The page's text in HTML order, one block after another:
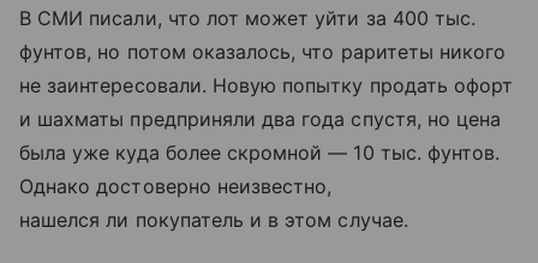
В СМИ писали, что лот может уйти за 400 тыс.
фунтов, но потом оказалось, что раритеты никого
не заинтересовали. Новую попытку продать офорт
и шахматы предприняли два года спустя, но цена
была уже куда более скромной — 10 тыс. фунтов.
Однако достоверно неизвестно,
нашелся ли покупатель и в этом случае.